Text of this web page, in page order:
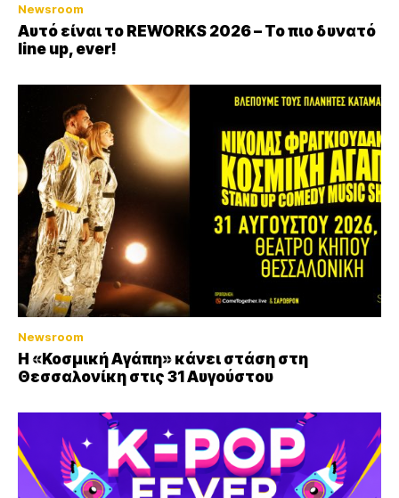
Newsroom
Αυτό είναι το REWORKS 2026 – Το πιο δυνατό
line up, ever!
Newsroom
Η «Κοσμική Αγάπη» κάνει στάση στη
Θεσσαλονίκη στις 31 Αυγούστου